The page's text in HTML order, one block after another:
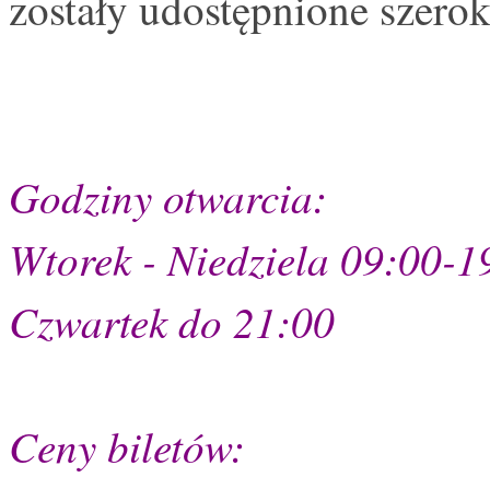
Godziny otwarcia:
Wtorek - Niedziela 09:00-
Czwartek do 21:00
Ceny biletów: